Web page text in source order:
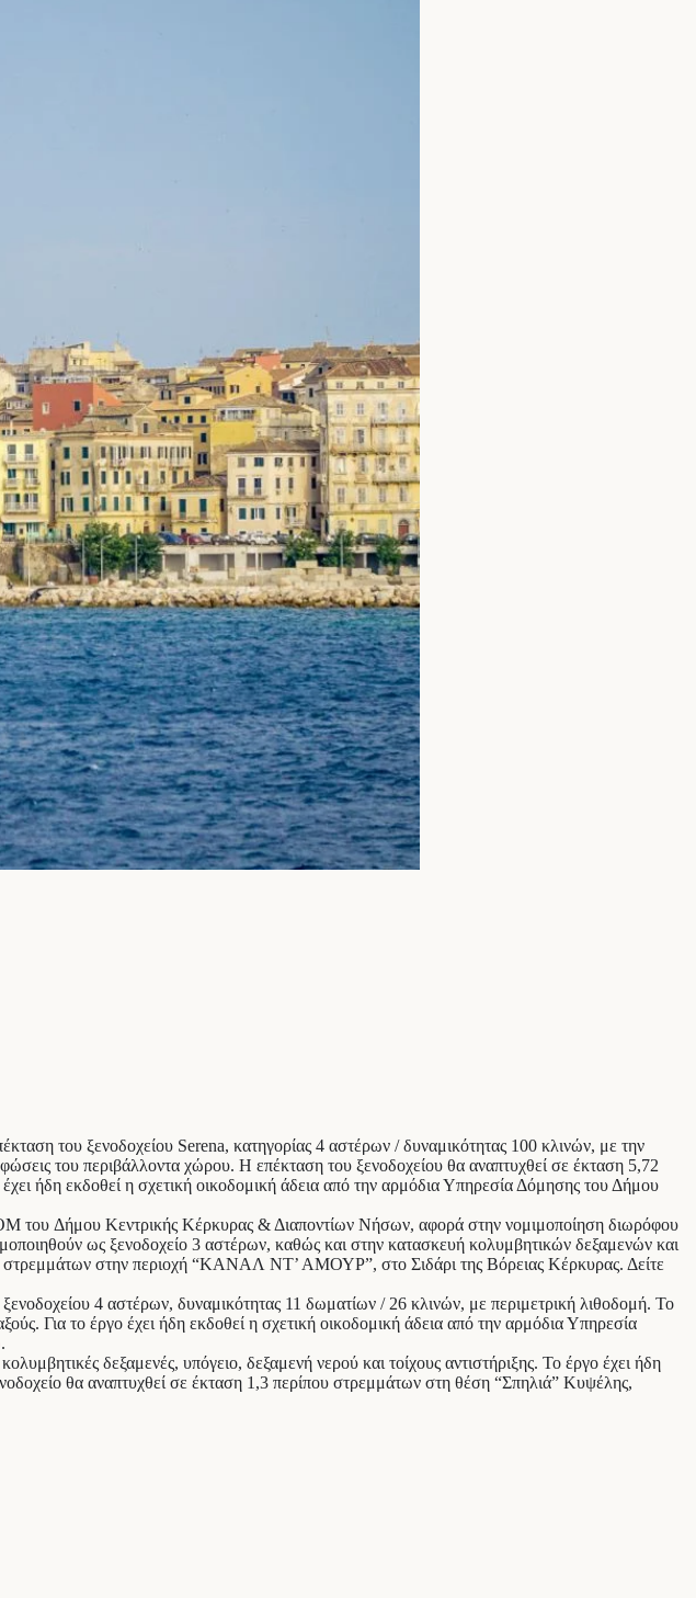
του ξενοδοχείου Serena, κατηγορίας 4 αστέρων / δυναμικότητας 100 κλινών, με την
του περιβάλλοντα χώρου. Η επέκταση του ξενοδοχείου θα αναπτυχθεί σε έκταση 5,72
ήδη εκδοθεί η σχετική οικοδομική άδεια από την αρμόδια Υπηρεσία Δόμησης του Δήμου
του Δήμου Κεντρικής Κέρκυρας & Διαποντίων Νήσων, αφορά στην νομιμοποίηση διωρόφου
ως ξενοδοχείο 3 αστέρων, καθώς και στην κατασκευή κολυμβητικών δεξαμενών και
στρεμμάτων στην περιοχή “ΚΑΝΑΛ ΝΤ’ ΑΜΟΥΡ”, στο Σιδάρι της Βόρειας Κέρκυρας. Δείτε
4 αστέρων, δυναμικότητας 11 δωματίων / 26 κλινών, με περιμετρική λιθοδομή. Το
Για το έργο έχει ήδη εκδοθεί η σχετική οικοδομική άδεια από την αρμόδια Υπηρεσία
.
δεξαμενές, υπόγειο, δεξαμενή νερού και τοίχους αντιστήριξης. Το έργο έχει ήδη
θα αναπτυχθεί σε έκταση 1,3 περίπου στρεμμάτων στη θέση “Σπηλιά” Κυψέλης,